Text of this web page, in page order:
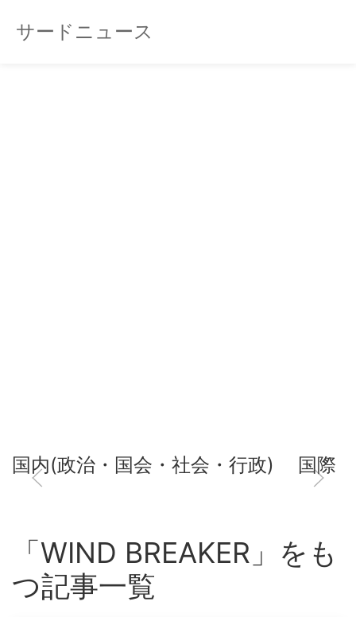
サードニュース
国内(政治・国会・社会・行政) 国際
「WIND BREAKER」をも
つ記事一覧